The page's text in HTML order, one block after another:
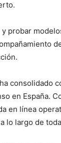
probar
consolidado
en España.
en línea
lo largo de